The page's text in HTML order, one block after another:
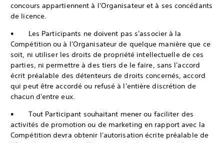
concours appartiennent à l'Organisateur et à ses concédants
de licence.
• Les Participants ne doivent pas s'associer à la
Compétition ou à l'Organisateur de quelque manière que ce
soit, ni utiliser les droits de propriété intellectuelle de ces
parties, ni permettre à des tiers de le faire, sans l'accord
écrit préalable des détenteurs de droits concernés, accord
qui peut être accordé ou refusé à l'entière discrétion de
chacun d'entre eux.
• Tout Participant souhaitant mener ou faciliter des
activités de promotion ou de marketing en rapport avec la
Compétition devra obtenir l'autorisation écrite préalable de